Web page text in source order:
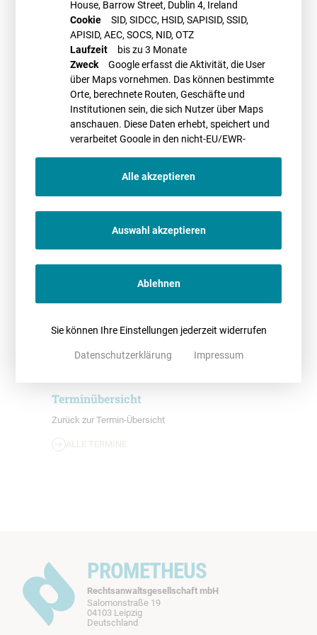
Drittbelieferung
Mess- und Abgrenzungspflichten sowie Ausnahmen
Zulässigkeit und Durchführung einer sachgerechten Schätzung
Übergangsregelungen bis 31.12.2021
Gemeinsames Verständnis der Übertragungsnetzbetreiber
Meldepflichten
Erste Praxiserfahrungen
Das Webinar wird veranstaltet durch die BWE WebAkadamie. Weitere
Informationen und ein Anmeldeformular finden Siehier.
PROMETHEUS Referent*in
26.11.2021
Online
Terminübersicht
Zurück zur Termin-Übersicht
ALLE TERMINE
PROMETHEUS
Rechtsanwaltsgesellschaft mbH
Salomonstraße 19
04103 Leipzig
Deutschland
House, Barrow Street, Dublin 4, Ireland
Cookie
SID, SIDCC, HSID, SAPISID, SSID,
APISID, AEC, SOCS, NID, OTZ
Laufzeit
bis zu 3 Monate
Zweck
Google erfasst die Aktivität, die User
über Maps vornehmen. Das können bestimmte
Orte, berechnete Routen, Geschäfte und
Institutionen sein, die sich Nutzer über Maps
anschauen. Diese Daten erhebt, speichert und
verarbeitet Google in den nicht-EU/EWR-
Alle akzeptieren
Auswahl akzeptieren
Ablehnen
Sie können Ihre Einstellungen jederzeit widerrufen
Datenschutzerklärung Impressum